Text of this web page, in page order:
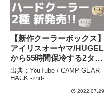
【新作クーラーボックス】
アイリスオーヤマ/HUGEL
から55時間保冷する2タイ
プのハードクーラーボック
スが新発売！【キャンプギ
ア】IRIS OHYAMA –
出典：YouTube / CAMP GEAR
HACK -2nd-
2022.07.29